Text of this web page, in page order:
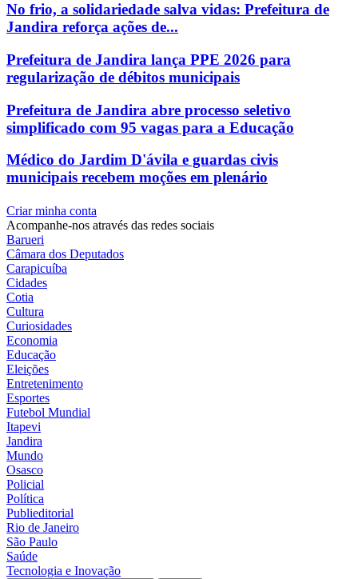
No frio, a solidariedade salva vidas: Prefeitura de
Jandira reforça ações de...
Prefeitura de Jandira lança PPE 2026 para
regularização de débitos municipais
Prefeitura de Jandira abre processo seletivo
simplificado com 95 vagas para a Educação
Médico do Jardim D'ávila e guardas civis
municipais recebem moções em plenário
Criar minha conta
Acompanhe-nos através das redes sociais
Barueri
Câmara dos Deputados
Carapicuíba
Cidades
Cotia
Cultura
Curiosidades
Economia
Educação
Eleições
Entretenimento
Esportes
Futebol Mundial
Itapevi
Jandira
Mundo
Osasco
Policial
Política
Publieditorial
Rio de Janeiro
São Paulo
Saúde
Tecnologia e Inovação